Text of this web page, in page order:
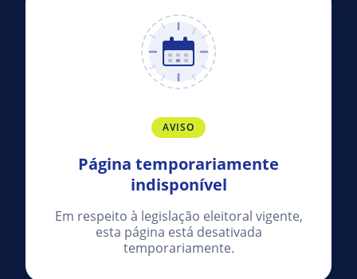
AVISO
Página temporariamente
indisponível
Em respeito à legislação eleitoral vigente,
esta página está desativada
temporariamente.